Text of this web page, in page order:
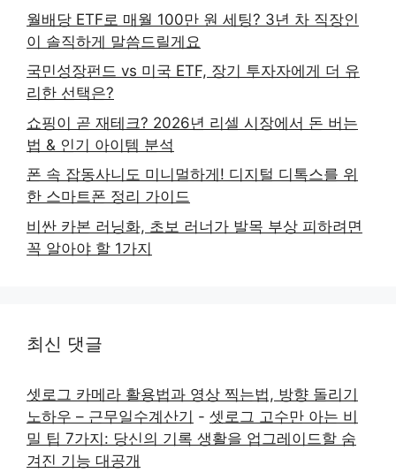
월배당 ETF로 매월 100만 원 세팅? 3년 차 직장인
이 솔직하게 말씀드릴게요
국민성장펀드 vs 미국 ETF, 장기 투자자에게 더 유
리한 선택은?
쇼핑이 곧 재테크? 2026년 리셀 시장에서 돈 버는
법 & 인기 아이템 분석
폰 속 잡동사니도 미니멀하게! 디지털 디톡스를 위
한 스마트폰 정리 가이드
비싼 카본 러닝화, 초보 러너가 발목 부상 피하려면
꼭 알아야 할 1가지
최신 댓글
셋로그 카메라 활용법과 영상 찍는법, 방향 돌리기
노하우 – 근무일수계산기 - 셋로그 고수만 아는 비
밀 팁 7가지: 당신의 기록 생활을 업그레이드할 숨
겨진 기능 대공개